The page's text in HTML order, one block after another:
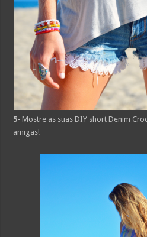
5- Mostre as suas DIY short Denim
amigas!